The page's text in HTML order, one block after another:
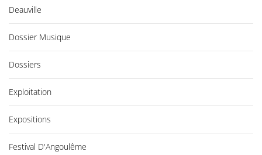
Deauville
Dossier Musique
Dossiers
Exploitation
Expositions
Festival D'Angoulême